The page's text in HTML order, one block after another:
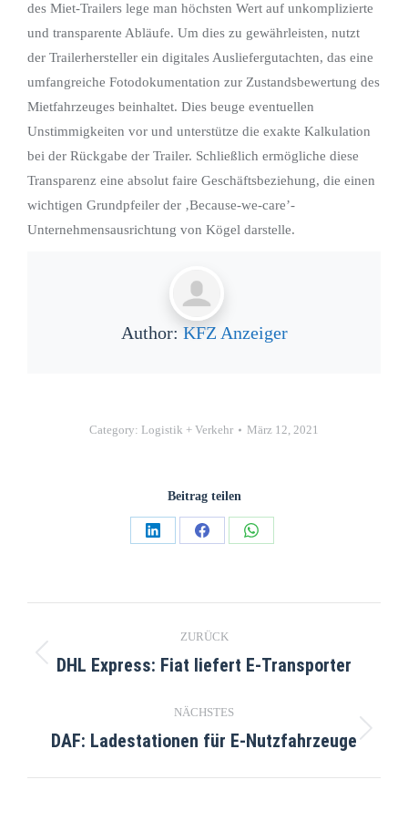
des Miet-Trailers lege man höchsten Wert auf unkomplizierte
und transparente Abläufe. Um dies zu gewährleisten, nutzt
der Trailerhersteller ein digitales Ausliefergutachten, das eine
umfangreiche Fotodokumentation zur Zustandsbewertung des
Mietfahrzeuges beinhaltet. Dies beuge eventuellen
Unstimmigkeiten vor und unterstütze die exakte Kalkulation
bei der Rückgabe der Trailer. Schließlich ermögliche diese
Transparenz eine absolut faire Geschäftsbeziehung, die einen
wichtigen Grundpfeiler der ‚Because-we-care’-
Unternehmensausrichtung von Kögel darstelle.
Author: KFZ Anzeiger
Category: Logistik + Verkehr März 12, 2021
Beitrag teilen
ZURÜCK
DHL Express: Fiat liefert E-Transporter
NÄCHSTES
DAF: Ladestationen für E-Nutzfahrzeuge